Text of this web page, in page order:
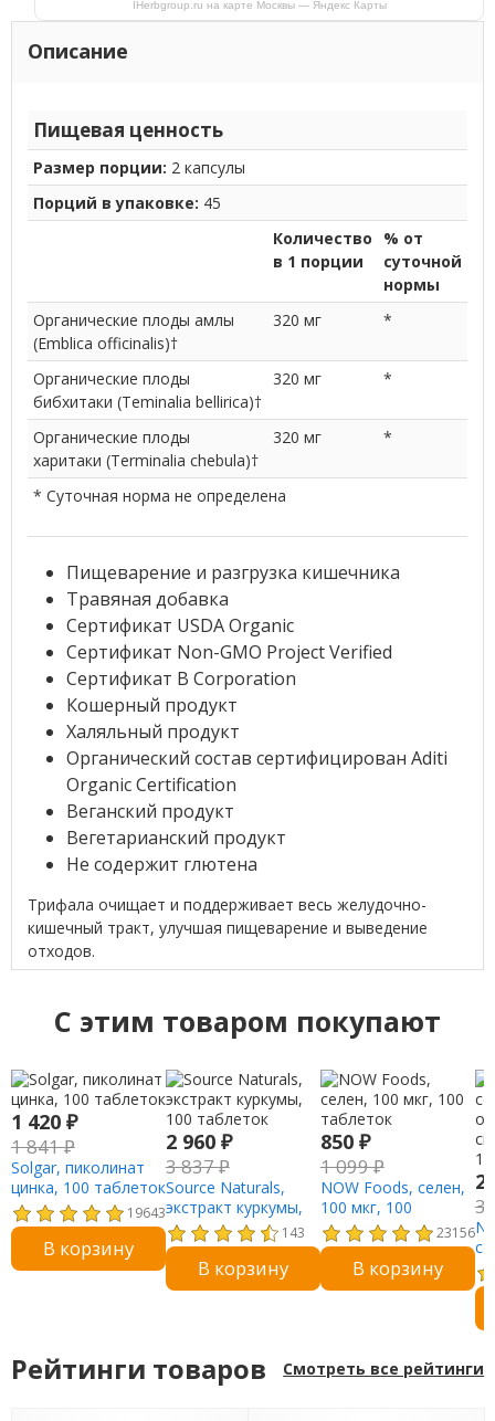
IHerbgroup.ru на карте Москвы — Яндекс Карты
Описание
Пищевая ценность
Размер порции: 2 капсулы
Порций в упаковке: 45
Количество
в 1 порции
% от
суточной
нормы
Органические плоды амлы
(Emblica officinalis)†
320 мг *
Органические плоды
бибхитаки (Teminalia bellirica)†
320 мг *
Органические плоды
харитаки (Terminalia chebula)†
320 мг *
* Суточная норма не определена
Пищеварение и разгрузка кишечника
Травяная добавка
Сертификат USDA Organic
Сертификат Non-GMO Project Verified
Сертификат B Corporation
Кошерный продукт
Халяльный продукт
Органический состав сертифицирован Aditi
Organic Certification
Веганский продукт
Вегетарианский продукт
Не содержит глютена
Трифала очищает и поддерживает весь желудочно-
кишечный тракт, улучшая пищеварение и выведение
отходов.
C этим товаром покупают
1 420 ₽
1 841₽
Solgar, пиколинат
цинка, 100 таблеток
19643
В корзину
2 960 ₽
3 837₽
Source Naturals,
экстракт куркумы,
100 таблеток
143
В корзину
850 ₽
1 099₽
NOW Foods, селен,
100 мкг, 100
таблеток
23156
В корзину
2
3
Рейтинги товаров Смотреть все рейтинги